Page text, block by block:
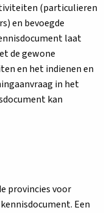
(particulieren
en bevoegde
laat
de gewone
en het indienen en
in het
kan
provincies voor
Een